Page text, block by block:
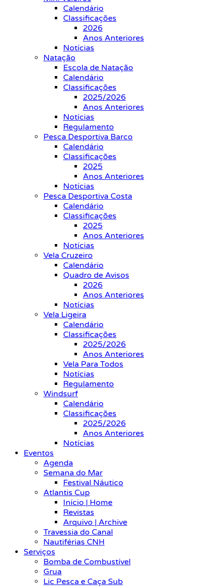
Calendário
Classificações
2026
Anos Anteriores
Notícias
Natação
Escola de Natação
Calendário
Classificações
2025/2026
Anos Anteriores
Notícias
Regulamento
Pesca Desportiva Barco
Calendário
Classificações
2025
Anos Anteriores
Notícias
Pesca Desportiva Costa
Calendário
Classificações
2025
Anos Anteriores
Notícias
Vela Cruzeiro
Calendário
Quadro de Avisos
2026
Anos Anteriores
Notícias
Vela Ligeira
Calendário
Classificações
2025/2026
Anos Anteriores
Vela Para Todos
Notícias
Regulamento
Windsurf
Calendário
Classificações
2025/2026
Anos Anteriores
Notícias
Eventos
Agenda
Semana do Mar
Festival Náutico
Atlantis Cup
Início | Home
Revistas
Arquivo | Archive
Travessia do Canal
Nautiférias CNH
Serviços
Bomba de Combustível
Grua
Lic Pesca e Caça Sub